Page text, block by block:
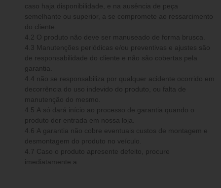
caso haja disponibilidade, e na ausência de peça
semelhante ou superior, a se compromete ao ressarcimento
do cliente.
4.2 O produto não deve ser manuseado de forma brusca.
4.3 Manutenções periódicas e/ou preventivas e ajustes são
de responsabilidade do cliente e não são cobertas pela
garantia.
4.4 não se responsabiliza por qualquer acidente ocorrido em
decorrência do uso indevido do produto, ou falta de
manutenção do mesmo.
4.5 A só dará início ao processo de garantia quando o
produto der entrada em nossa loja.
4.6 A garantia não cobre eventuais custos de montagem e
desmontagem do produto no veículo.
4.7 Caso o produto apresente defeito, procure
imediatamente a .